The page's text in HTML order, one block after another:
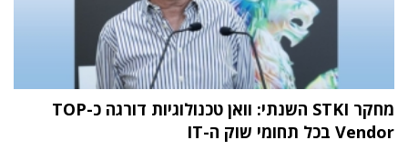
מחקר STKI השנתי: וואן טכנולוגיות דורגה כ-TOP
Vendor בכל תחומי שוק ה-IT